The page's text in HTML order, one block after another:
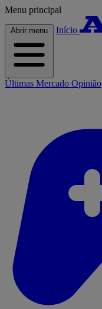
Menu principal
Abrir menu Início
Últimas Mercado Opinião